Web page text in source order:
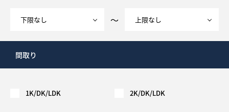
～
間取り
1K/DK/LDK 2K/DK/LDK